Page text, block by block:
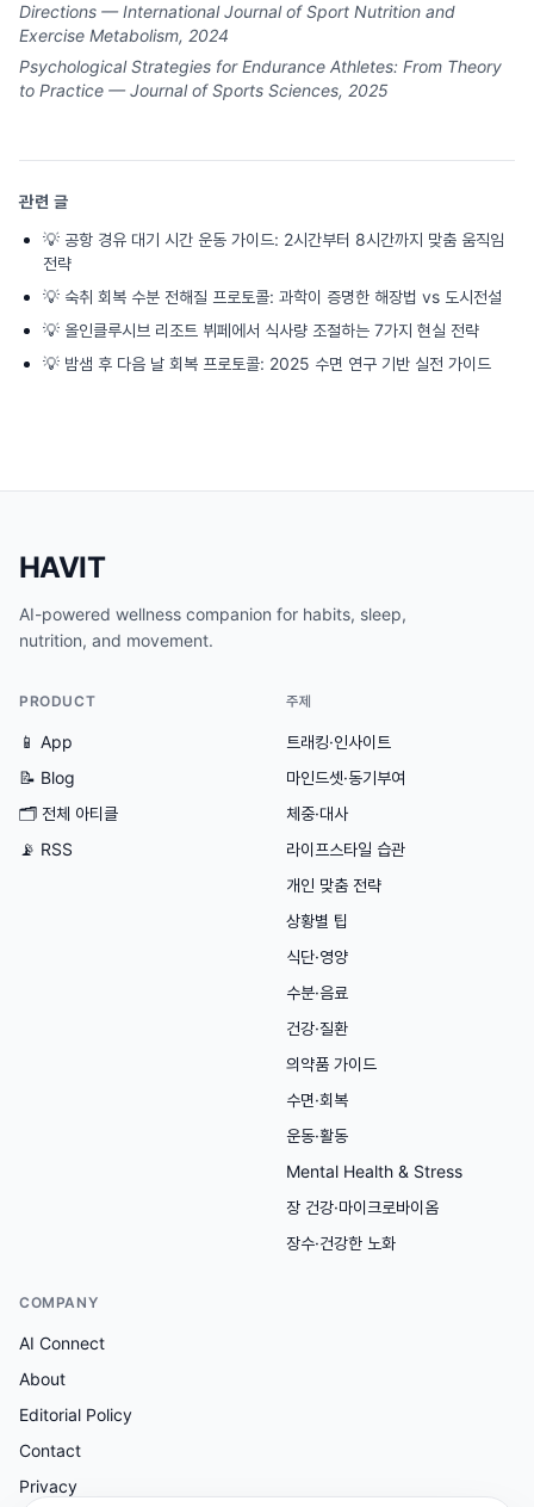
Directions — International Journal of Sport Nutrition and
Exercise Metabolism, 2024
Psychological Strategies for Endurance Athletes: From Theory
to Practice — Journal of Sports Sciences, 2025
관련 글
💡 공항 경유 대기 시간 운동 가이드: 2시간부터 8시간까지 맞춤 움직임
전략
💡 숙취 회복 수분 전해질 프로토콜: 과학이 증명한 해장법 vs 도시전설
💡 올인클루시브 리조트 뷔페에서 식사량 조절하는 7가지 현실 전략
💡 밤샘 후 다음 날 회복 프로토콜: 2025 수면 연구 기반 실전 가이드
HAVIT
AI-powered wellness companion for habits, sleep,
nutrition, and movement.
PRODUCT
📱 App
📝 Blog
🗂 전체 아티클
📡 RSS
주제
트래킹·인사이트
마인드셋·동기부여
체중·대사
라이프스타일 습관
개인 맞춤 전략
상황별 팁
식단·영양
수분·음료
건강·질환
의약품 가이드
수면·회복
운동·활동
Mental Health & Stress
장 건강·마이크로바이옴
장수·건강한 노화
COMPANY
AI Connect
About
Editorial Policy
Contact
Privacy